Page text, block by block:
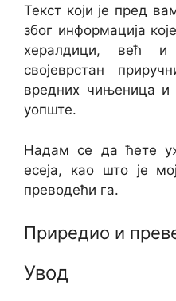
Текст који је пред
због информација
хералдици, већ
својеврстан
вредних чињеница и
уопште.
Надам се да ћете
есеја, као што је
преводећи га.
Приредио и
Увод